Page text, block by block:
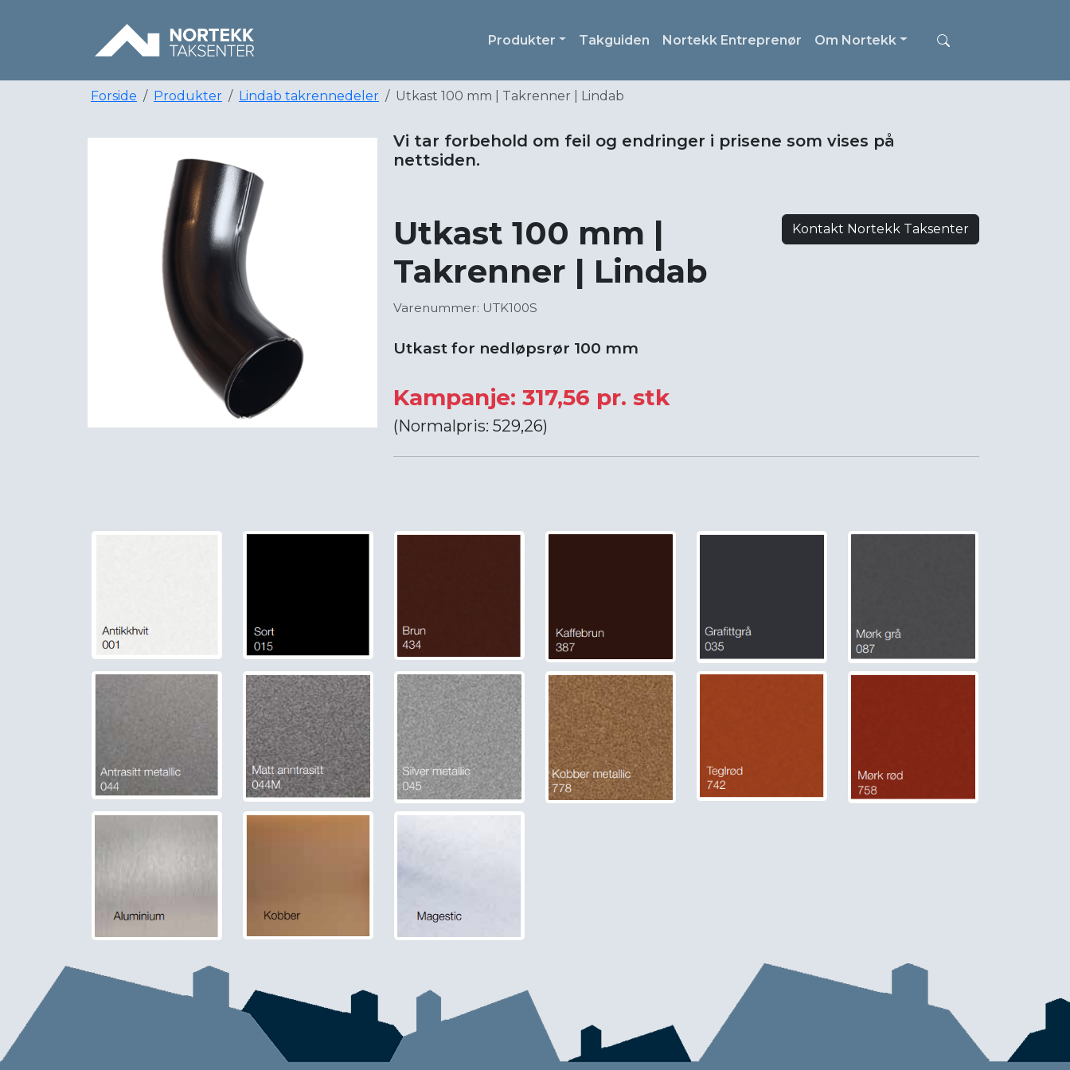
Produkter Takguiden Nortekk Entreprenør Om Nortekk
Forside Produkter Lindab takrennedeler Utkast 100 mm | Takrenner | Lindab
Vi tar forbehold om feil og endringer i prisene som vises på
nettsiden.
Kontakt Nortekk Taksenter
Utkast 100 mm |
Takrenner | Lindab
Varenummer: UTK100S
Utkast for nedløpsrør 100 mm
Kampanje: 317,56 pr. stk
(Normalpris: 529,26)